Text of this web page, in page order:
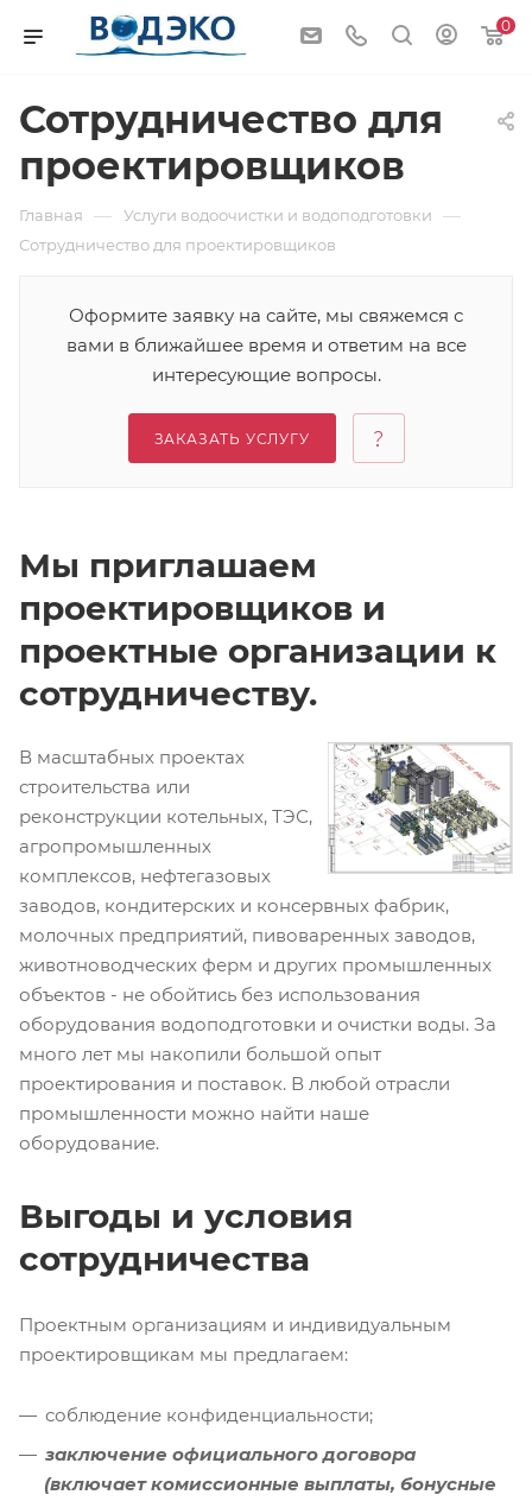
0
Сотрудничество для
проектировщиков
Главная — Услуги водоочистки и водоподготовки —
Сотрудничество для проектировщиков
Оформите заявку на сайте, мы свяжемся с
вами в ближайшее время и ответим на все
интересующие вопросы.
ЗАКАЗАТЬ УСЛУГУ
Мы приглашаем
проектировщиков и
проектные организации к
сотрудничеству.
В масштабных проектах
строительства или
реконструкции котельных, ТЭС,
агропромышленных
комплексов, нефтегазовых
заводов, кондитерских и консервных фабрик,
молочных предприятий, пивоваренных заводов,
животноводческих ферм и других промышленных
объектов - не обойтись без использования
оборудования водоподготовки и очистки воды. За
много лет мы накопили большой опыт
проектирования и поставок. В любой отрасли
промышленности можно найти наше
оборудование.
Выгоды и условия
сотрудничества
Проектным организациям и индивидуальным
проектировщикам мы предлагаем:
соблюдение конфиденциальности;
заключение официального договора
(включает комиссионные выплаты, бонусные